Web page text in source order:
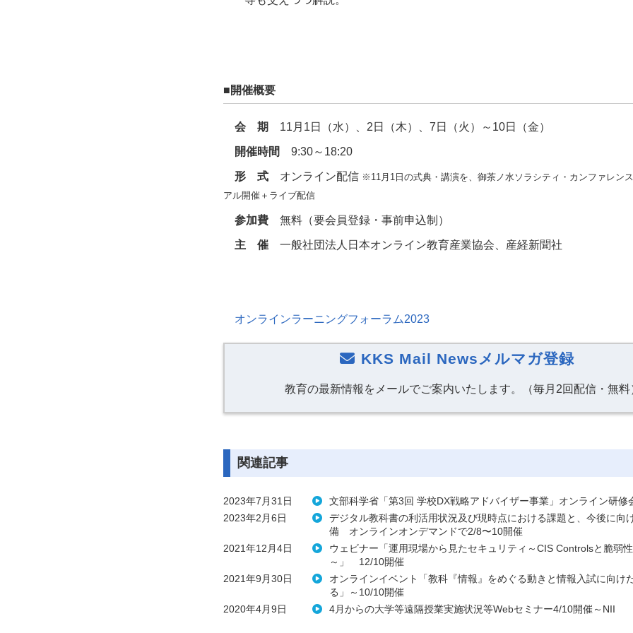
■開催概要
会 期 11月1日（水）、2日（木）、7日（火）～10日（金）
開催時間 9:30～18:20
形 式 オンライン配信 ※11月1日の式典・講演を、御茶ノ水ソラシティ・カンファレン
アル開催＋ライブ配信
参加費 無料（要会員登録・事前申込制）
主 催 一般社団法人日本オンライン教育産業協会、産経新聞社
オンラインラーニングフォーラム2023
KKS Mail Newsメルマガ登録
教育の最新情報をメールでご案内いたします。（毎月2回配信・無料
関連記事
2023年7月31日
文部科学省「第3回 学校DX戦略アドバイザー事業」オンライン研修
2023年2月6日
デジタル教科書の利活用状況及び現時点における課題と、今後に向
備 オンラインオンデマンドで2/8〜10開催
2021年12月4日
ウェビナー「運用現場から見たセキュリティ～CIS Controlsと脆弱
～」 12/10開催
2021年9月30日
オンラインイベント「教科『情報』をめぐる動きと情報入試に向け
る」～10/10開催
2020年4月9日
4月からの大学等遠隔授業実施状況等Webセミナー4/10開催～NII